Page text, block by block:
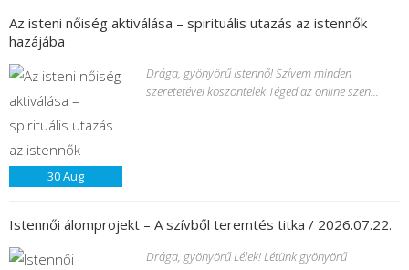
Az isteni nőiség aktiválása – spirituális utazás az istennők
hazájába
30Aug
Drága, gyönyörű Istennő! Szívem minden
szeretetével köszöntelek Téged az online szen...
Istennői álomprojekt – A szívből teremtés titka / 2026.07.22.
Drága, gyönyörű Lélek! Létünk gyönyörű